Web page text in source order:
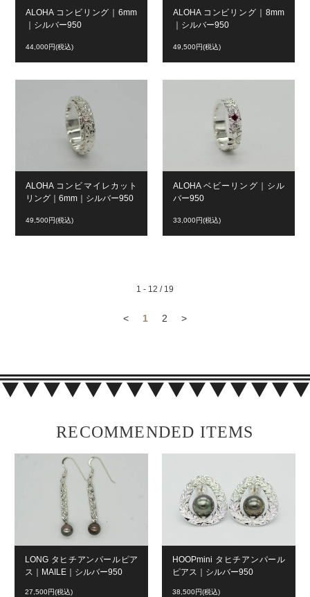
ALOHA コンビリング｜6mm
｜シルバー950
44,000円(税込)
ALOHA コンビリング｜8mm
｜シルバー950
49,500円(税込)
ALOHA コンビマイレカット
リング｜6mm｜シルバー950
49,500円(税込)
ALOHA ベビーリング｜シル
バー950
33,000円(税込)
1 - 12 / 19
< 1 2 >
RECOMMENDED ITEMS
LONG タヒチアンパールピア
ス｜MAILE｜シルバー950
27,500円(税込)
HOOPmini タヒチアンパール
ピアス｜シルバー950
38,500円(税込)